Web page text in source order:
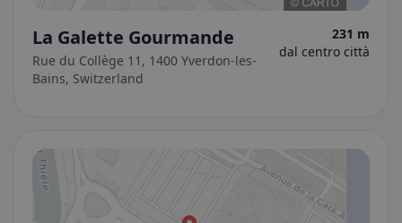
La Galette Gourmande
Rue du Collège 11, 1400 Yverdon-les-
Bains, Switzerland
231 m
dal centro città